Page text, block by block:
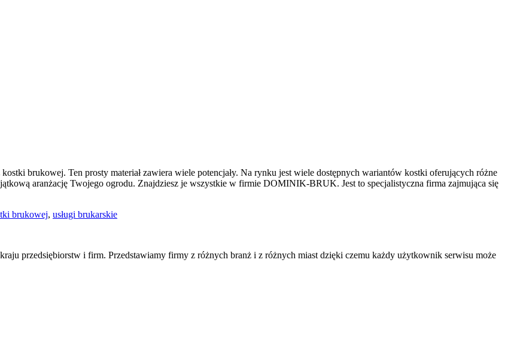
brukowej. Ten prosty materiał zawiera wiele potencjały. Na rynku jest wiele dostępnych wariantów kostki oferujących różne
aranżację Twojego ogrodu. Znajdziesz je wszystkie w firmie DOMINIK-BRUK. Jest to specjalistyczna firma zajmująca się
brukowej, usługi brukarskie
przedsiębiorstw i firm. Przedstawiamy firmy z różnych branż i z różnych miast dzięki czemu każdy użytkownik serwisu może